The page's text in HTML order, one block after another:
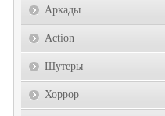
Аркады
Action
Шутеры
Хоррор